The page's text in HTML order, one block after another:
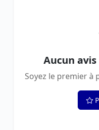
Aucun
Soyez le premier à